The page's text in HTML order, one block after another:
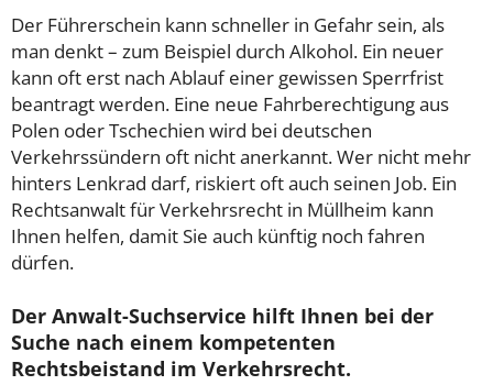
Der Führerschein kann schneller in Gefahr sein, als
man denkt – zum Beispiel durch Alkohol. Ein neuer
kann oft erst nach Ablauf einer gewissen Sperrfrist
beantragt werden. Eine neue Fahrberechtigung aus
Polen oder Tschechien wird bei deutschen
Verkehrssündern oft nicht anerkannt. Wer nicht mehr
hinters Lenkrad darf, riskiert oft auch seinen Job. Ein
Rechtsanwalt für Verkehrsrecht in Müllheim kann
Ihnen helfen, damit Sie auch künftig noch fahren
dürfen.
Der Anwalt-Suchservice hilft Ihnen bei der
Suche nach einem kompetenten
Rechtsbeistand im Verkehrsrecht.